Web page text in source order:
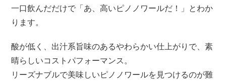
一口飲んだだけで「あ、高いピノノワールだ！」とわか
ります。
酸が低く、出汁系旨味のあるやわらかい仕上がりで、素
晴らしいコストパフォーマンス。
リーズナブルで美味しいピノノワールを見つけるのが難